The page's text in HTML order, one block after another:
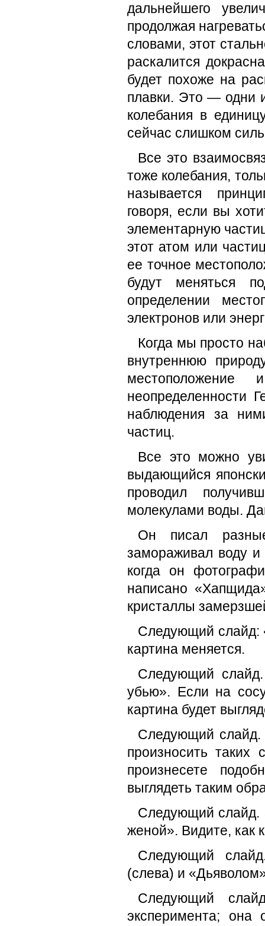
дальнейшего
продолжая
словами, этот
раскалится
будет похоже на
плавки. Это — одни
колебания в
сейчас слишком
Все это
тоже колебания,
называется
говоря, если вы
элементарную
этот атом или
ее точное
будут меняться
определении
электронов или
Когда мы просто
внутреннюю
неопределенности
наблюдения за
частиц.
Все это можно
выдающийся
проводил
молекулами воды.
Он писал
замораживал воду
когда он
написано
кристаллы
Следующий слайд:
картина меняется.
Следующий
убью». Если на
картина будет
Следующий слайд.
произносить
произнесете
выглядеть таким
Следующий слайд.
женой». Видите, как
Следующий
(слева) и
Следующий
эксперимента; она